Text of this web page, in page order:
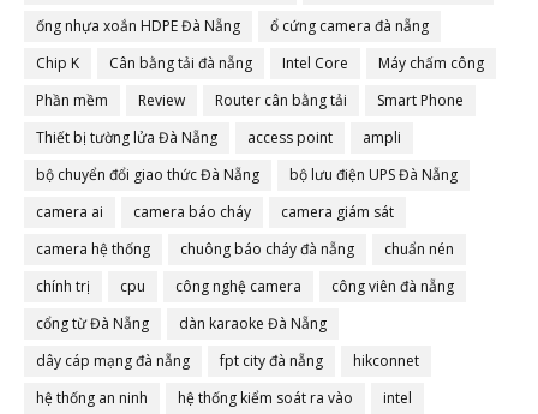
ống nhựa xoắn HDPE Đà Nẵng
ổ cứng camera đà nẵng
Chip K
Cân bằng tải đà nẵng Intel Core
Máy chấm công
Phần mềm
Review Router cân bằng tải
Smart Phone
Thiết bị tường lửa Đà Nẵng
access point
ampli
bộ chuyển đổi giao thức Đà Nẵng
bộ lưu điện UPS Đà Nẵng
camera ai
camera báo cháy
camera giám sát
camera hệ thống
chuông báo cháy đà nẵng
chuẩn nén
chính trị
cpu công nghệ camera
công viên đà nẵng
cổng từ Đà Nẵng
dàn karaoke Đà Nẵng
dây cáp mạng đà nẵng
fpt city đà nẵng
hikconnet
hệ thống an ninh
hệ thống kiểm soát ra vào
intel